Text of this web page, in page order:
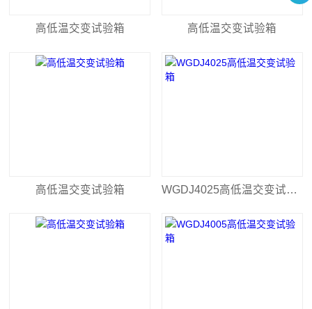
高低温交变试验箱 高低温交变试验箱
高低温交变试验箱 WGDJ4025高低温交变试验箱